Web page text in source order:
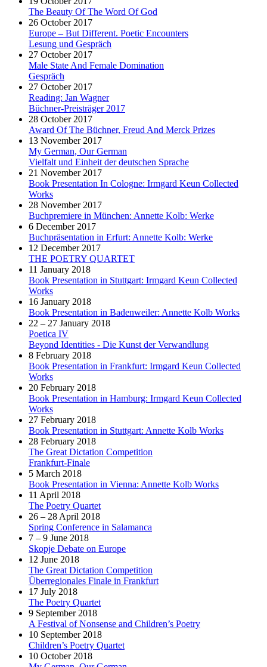
The Beauty Of The Word Of God
26 October 2017
Europe – But Different. Poetic Encounters
Lesung und Gespräch
27 October 2017
Male State And Female Domination
Gespräch
27 October 2017
Reading: Jan Wagner
Büchner-Preisträger 2017
28 October 2017
Award Of The Büchner, Freud And Merck Prizes
13 November 2017
My German, Our German
Vielfalt und Einheit der deutschen Sprache
21 November 2017
Book Presentation In Cologne: Irmgard Keun Collected
Works
28 November 2017
Buchpremiere in München: Annette Kolb: Werke
6 December 2017
Buchpräsentation in Erfurt: Annette Kolb: Werke
12 December 2017
THE POETRY QUARTET
11 January 2018
Book Presentation in Stuttgart: Irmgard Keun Collected
Works
16 January 2018
Book Presentation in Badenweiler: Annette Kolb Works
22 – 27 January 2018
Poetica IV
Beyond Identities - Die Kunst der Verwandlung
8 February 2018
Book Presentation in Frankfurt: Irmgard Keun Collected
Works
20 February 2018
Book Presentation in Hamburg: Irmgard Keun Collected
Works
27 February 2018
Book Presentation in Stuttgart: Annette Kolb Works
28 February 2018
The Great Dictation Competition
Frankfurt-Finale
5 March 2018
Book Presentation in Vienna: Annette Kolb Works
11 April 2018
The Poetry Quartet
26 – 28 April 2018
Spring Conference in Salamanca
7 – 9 June 2018
Skopje Debate on Europe
12 June 2018
The Great Dictation Competition
Überregionales Finale in Frankfurt
17 July 2018
The Poetry Quartet
9 September 2018
A Festival of Nonsense and Children’s Poetry
10 September 2018
Children’s Poetry Quartet
10 October 2018